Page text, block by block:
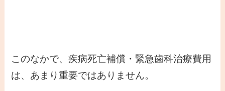
このなかで、疾病死亡補償・緊急歯科治療費用
は、あまり重要ではありません。